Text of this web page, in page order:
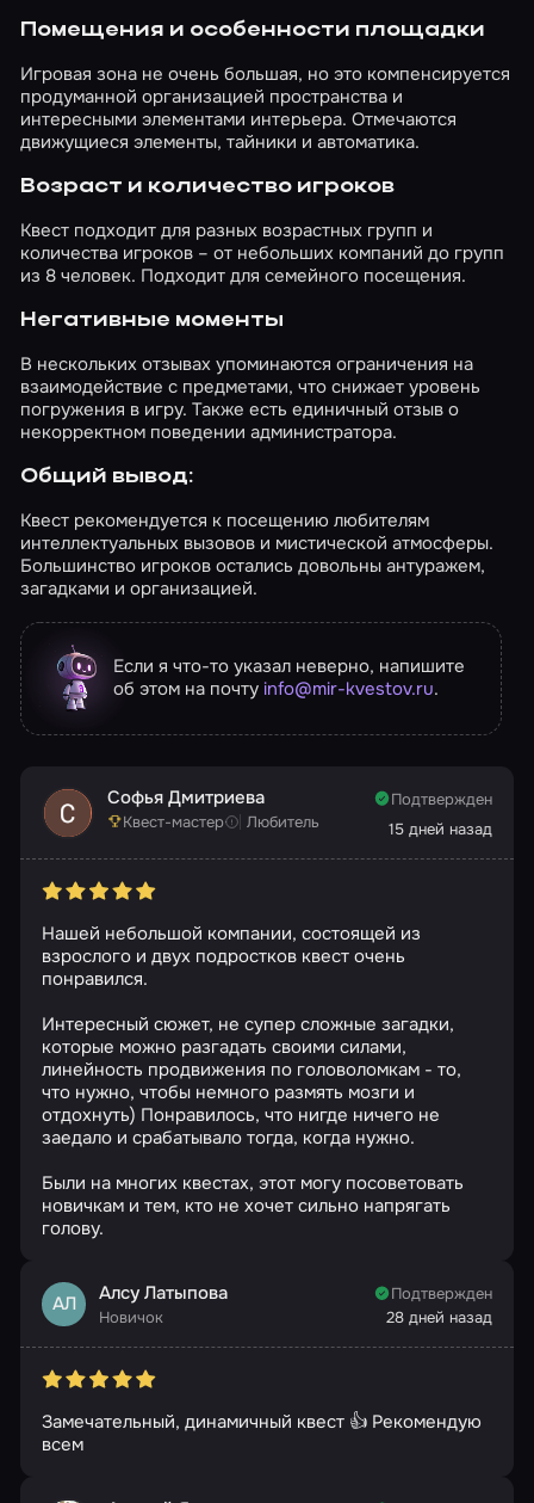
Помещения и особенности площадки
Игровая зона не очень большая, но это компенсируется
продуманной организацией пространства и
интересными элементами интерьера. Отмечаются
движущиеся элементы, тайники и автоматика.
Возраст и количество игроков
Квест подходит для разных возрастных групп и
количества игроков – от небольших компаний до групп
из 8 человек. Подходит для семейного посещения.
Негативные моменты
В нескольких отзывах упоминаются ограничения на
взаимодействие с предметами, что снижает уровень
погружения в игру. Также есть единичный отзыв о
некорректном поведении администратора.
Общий вывод:
Квест рекомендуется к посещению любителям
интеллектуальных вызовов и мистической атмосферы.
Большинство игроков остались довольны антуражем,
загадками и организацией.
Если я что-то указал неверно, напишите
об этом на почту info@mir-kvestov.ru.
Софья Дмитриева
Квест-мастер Любитель
Подтвержден
15 дней назад
Нашей небольшой компании, состоящей из
взрослого и двух подростков квест очень
понравился.
Интересный сюжет, не супер сложные загадки,
которые можно разгадать своими силами,
линейность продвижения по головоломкам - то,
что нужно, чтобы немного размять мозги и
отдохнуть) Понравилось, что нигде ничего не
заедало и срабатывало тогда, когда нужно.
Были на многих квестах, этот могу посоветовать
новичкам и тем, кто не хочет сильно напрягать
голову.
АЛ Алсу Латыпова
Новичок
Подтвержден
28 дней назад
Замечательный, динамичный квест 👍 Рекомендую
всем